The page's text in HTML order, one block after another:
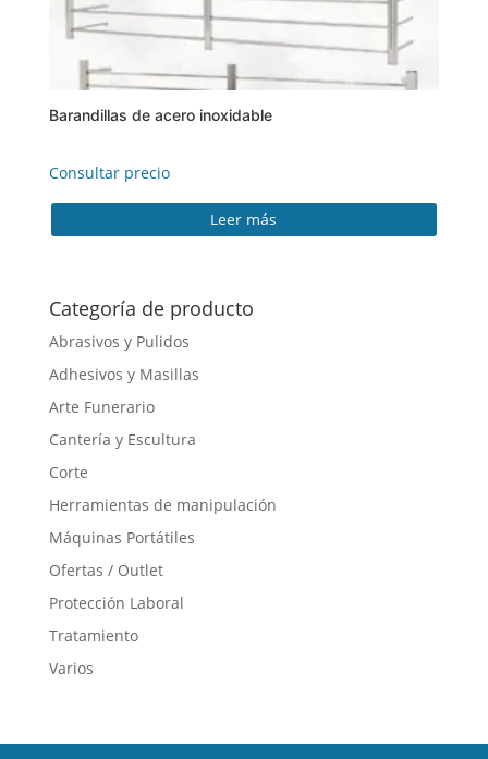
Barandillas de acero inoxidable
Consultar precio
Leer más
Categoría de producto
Abrasivos y Pulidos
Adhesivos y Masillas
Arte Funerario
Cantería y Escultura
Corte
Herramientas de manipulación
Máquinas Portátiles
Ofertas / Outlet
Protección Laboral
Tratamiento
Varios